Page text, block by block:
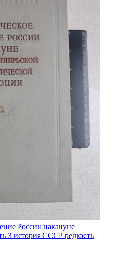
России накануне
3 история СССР редкость